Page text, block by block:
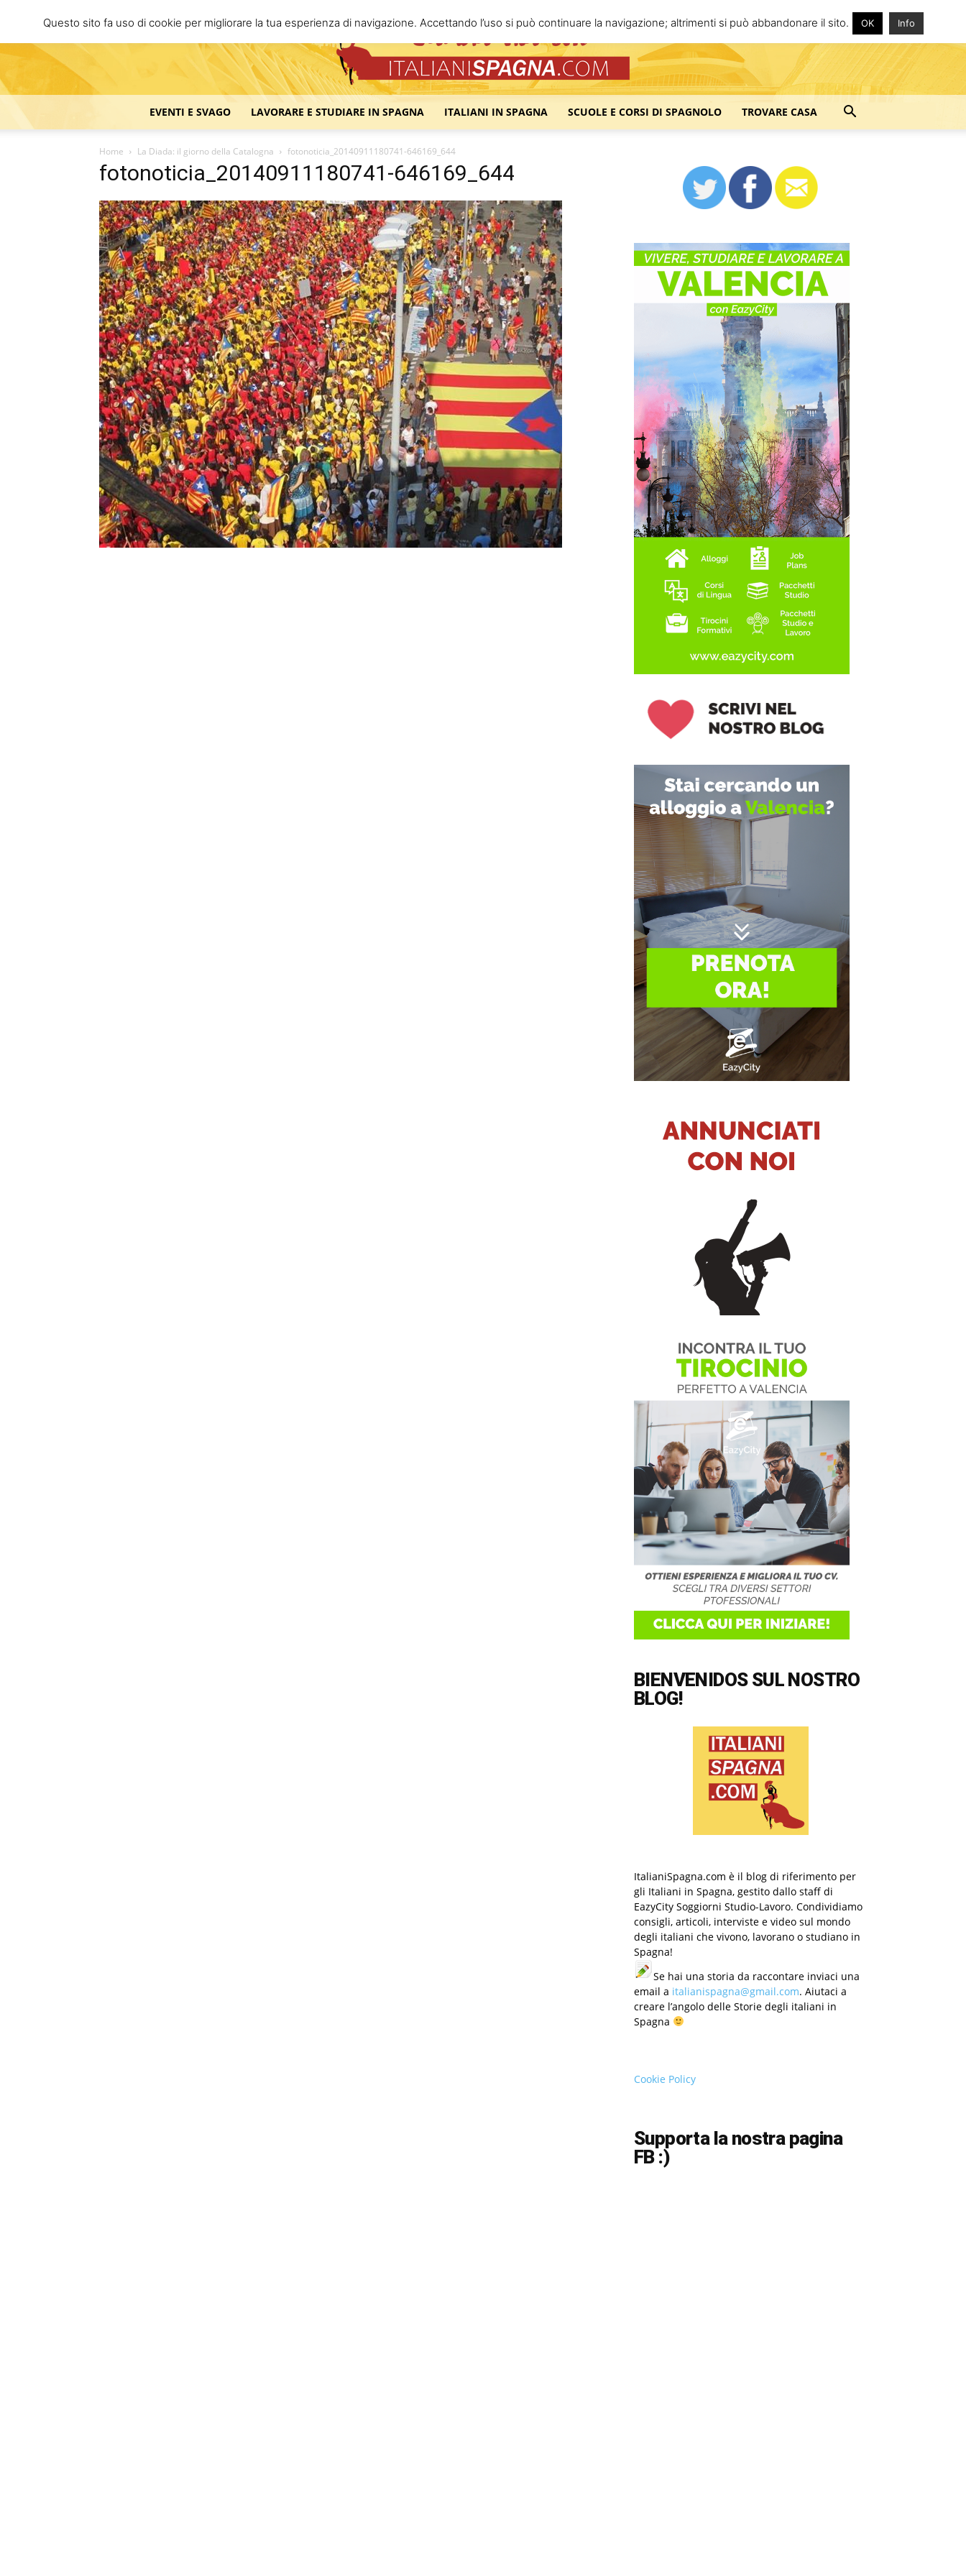
Italiani
Spagna
EVENTI E SVAGO LAVORARE E STUDIARE IN SPAGNA ITALIANI IN SPAGNA SCUOLE E CORSI DI SPAGNOLO TROVARE CASA
Home La Diada: il giorno della Catalogna fotonoticia_20140911180741-646169_644
fotonoticia_20140911180741-646169_644
BIENVENIDOS SUL NOSTRO
BLOG!
ItalianiSpagna.com è il blog di riferimento per
gli Italiani in Spagna, gestito dallo staff di
EazyCity Soggiorni Studio-Lavoro. Condividiamo
consigli, articoli, interviste e video sul mondo
degli italiani che vivono, lavorano o studiano in
Spagna!
Se hai una storia da raccontare inviaci una
email a italianispagna@gmail.com. Aiutaci a
creare l’angolo delle Storie degli italiani in
Spagna
Cookie Policy
Supporta la nostra pagina
FB :)
Questo sito fa uso di cookie per migliorare la tua esperienza di navigazione. Accettando l’uso si può continuare la navigazione; altrimenti si può abbandonare il sito. OK Info